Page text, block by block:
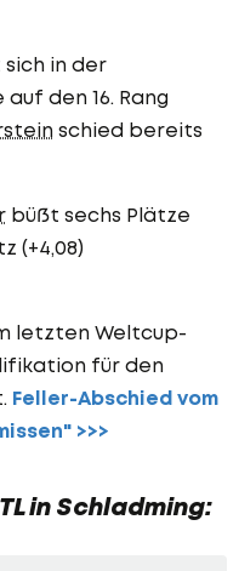
in der
den 16. Rang
schied bereits
büßt sechs Plätze
(+4,08)
letzten Weltcup-
für den
Feller-Abschied vom
>>>
in Schladming: